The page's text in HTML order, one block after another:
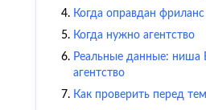
Когда оправдан фриланс
Когда нужно агентство
Реальные данные:
агентство
Как проверить перед